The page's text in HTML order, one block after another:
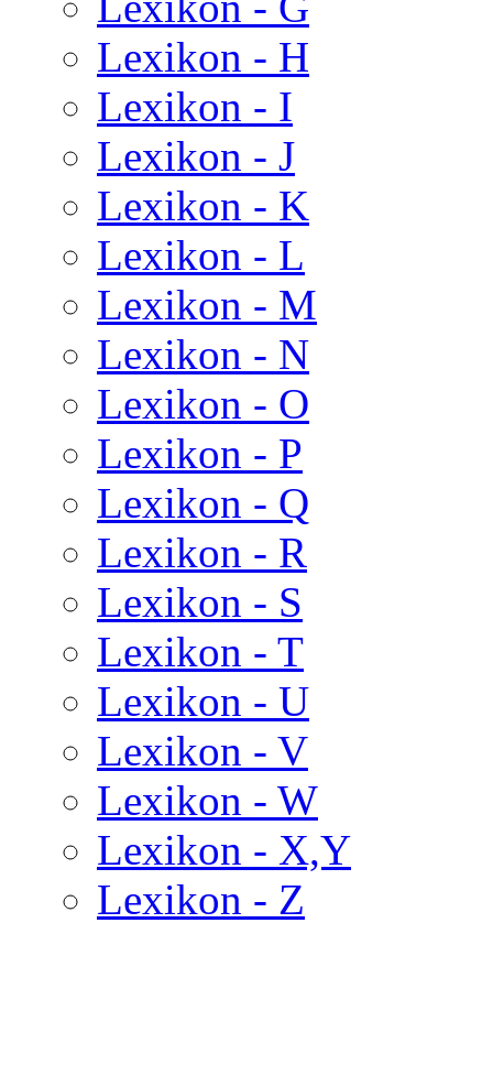
Lexikon - H
Lexikon - I
Lexikon - J
Lexikon - K
Lexikon - L
Lexikon - M
Lexikon - N
Lexikon - O
Lexikon - P
Lexikon - Q
Lexikon - R
Lexikon - S
Lexikon - T
Lexikon - U
Lexikon - V
Lexikon - W
Lexikon - X,Y
Lexikon - Z